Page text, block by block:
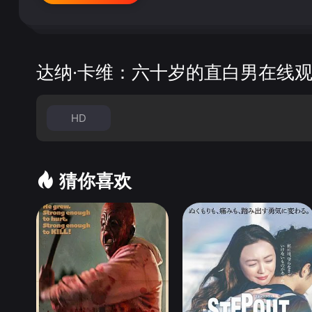
达纳·卡维：六十岁的直白男在线
HD
猜你喜欢